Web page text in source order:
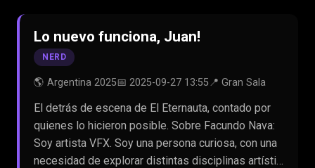
Lo nuevo funciona, Juan!
NERD
🌎 Argentina 2025📅 2025-09-27 13:55📍 Gran Sala
El detrás de escena de El Eternauta, contado por
quienes lo hicieron posible. Sobre Facundo Nava:
Soy artista VFX. Soy una persona curiosa, con una
necesidad de explorar distintas disciplinas artísti…